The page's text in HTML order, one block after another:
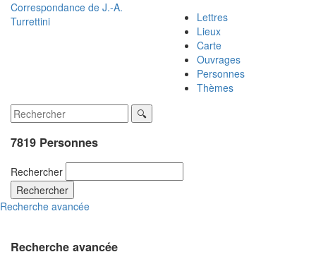
Correspondance de J.-A.
Turrettini
Lettres
Lieux
Carte
Ouvrages
Personnes
Thèmes
7819 Personnes
Rechercher
Rechercher
Recherche avancée
Recherche avancée